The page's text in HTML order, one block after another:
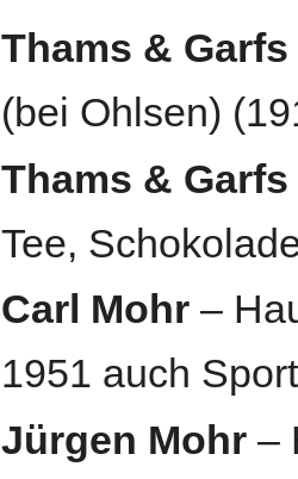
Thams & Garfs
(bei Ohlsen)
Thams &
Tee,
Carl Mohr –
1951 auch
Jürgen Mohr –